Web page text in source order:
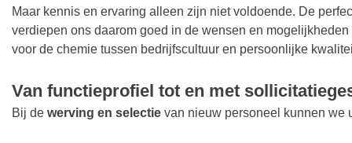
Maar kennis en ervaring alleen zijn niet voldoende. De
verdiepen ons daarom goed in de wensen en
voor de chemie tussen bedrijfscultuur en persoonlijke
Van functieprofiel tot en met
Bij de werving en selectie van nieuw personeel kunnen we